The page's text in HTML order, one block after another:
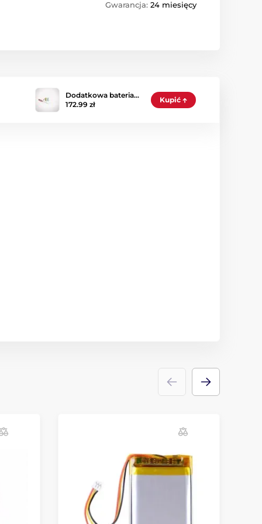
Gwarancja: 24 miesięcy
Dodatkowa bateria…
172.99 zł
Kupić